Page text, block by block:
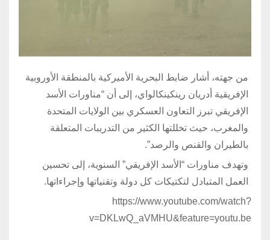
من جهته، أشار ضابط البحرية الأميركية بالمنطقة الأوروبية
الإفريقية أدريان رينكينكالواي، إلى أن “مناورات الأسد
الإفريقي تبرز التعاون العسكري بين الولايات المتحدة
والمغرب، حيث تخللتها الكثير من التدريبات المتعلقة
بالطيران والقنص والرصد”.
وتهدف مناورات “الأسد الإفريقي” السنوية، إلى تحسين
العمل المتبادل لتكتيكات كل دولة وتقنياتها وإجراءاتها.
https://www.youtube.com/watch?
v=DKLwQ_aVMHU&feature=youtu.be